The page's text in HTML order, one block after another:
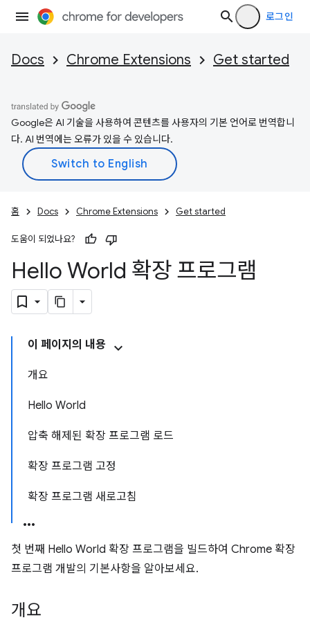
로그인
Docs Chrome Extensions Get started
Google은 AI 기술을 사용하여 콘텐츠를 사용자의 기본 언어로 번역합니
다. AI 번역에는 오류가 있을 수 있습니다.
홈 Docs Chrome Extensions Get started
도움이 되었나요?
Hello World 확장 프로그램
이 페이지의 내용
개요
Hello World
압축 해제된 확장 프로그램 로드
확장 프로그램 고정
확장 프로그램 새로고침
첫 번째 Hello World 확장 프로그램을 빌드하여 Chrome 확장
프로그램 개발의 기본사항을 알아보세요.
개요